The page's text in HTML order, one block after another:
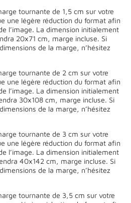
tournante de 1,5 cm sur votre
une légère réduction du format afin
l’image. La dimension initialement
20x71 cm, marge incluse. Si
de la marge, n’hésitez
tournante de 2 cm sur votre
une légère réduction du format afin
l’image. La dimension initialement
30x108 cm, marge incluse. Si
de la marge, n’hésitez
tournante de 3 cm sur votre
une légère réduction du format afin
l’image. La dimension initialement
40x142 cm, marge incluse. Si
de la marge, n’hésitez
tournante de 3,5 cm sur votre